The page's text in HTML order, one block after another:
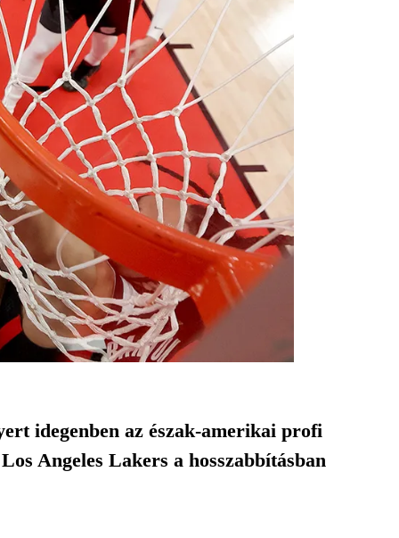
idegenben az észak-amerikai profi
Angeles Lakers a hosszabbításban